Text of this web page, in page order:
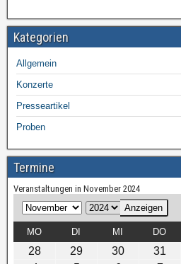
Kategorien
Allgemein
Konzerte
Presseartikel
Proben
Termine
Veranstaltungen in November 2024
M
n
J
h
MO DI MI DO
28 29 30 31